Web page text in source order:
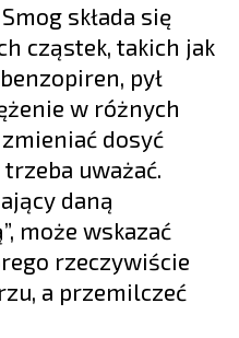
składa się
cząstek, takich jak
pył
w różnych
dosyć
uważać.
daną
może wskazać
rzeczywiście
a przemilczeć